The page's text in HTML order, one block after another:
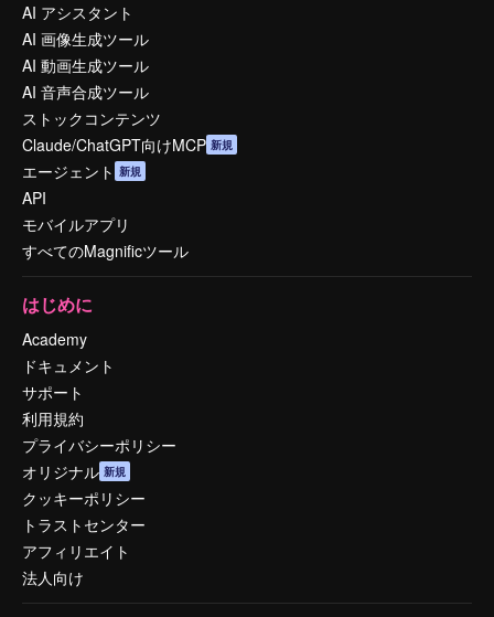
AI アシスタント
AI 画像生成ツール
AI 動画生成ツール
AI 音声合成ツール
ストックコンテンツ
Claude/ChatGPT向けMCP 新規
エージェント 新規
API
モバイルアプリ
すべてのMagnificツール
はじめに
Academy
ドキュメント
サポート
利用規約
プライバシーポリシー
オリジナル 新規
クッキーポリシー
トラストセンター
アフィリエイト
法人向け